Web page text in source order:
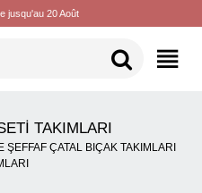
jusqu'au 20 Août
TAKIMLARI
ÇATAL BIÇAK TAKIMLARI